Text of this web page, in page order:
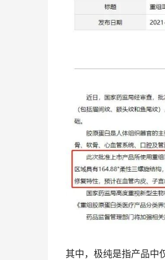
其中，极纯是指产品中